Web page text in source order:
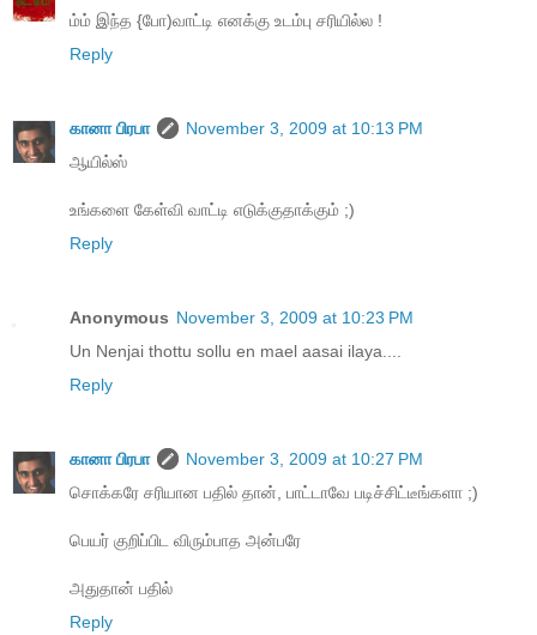
ம்ம் இந்த {போ)வாட்டி எனக்கு உடம்பு சரியில்ல !
Reply
கானா பிரபா
November 3, 2009 at 10:13 PM
ஆயில்ஸ்
உங்களை கேள்வி வாட்டி எடுக்குதாக்கும் ;)
Reply
Anonymous November 3, 2009 at 10:23 PM
Un Nenjai thottu sollu en mael aasai ilaya....
Reply
கானா பிரபா
November 3, 2009 at 10:27 PM
சொக்கரே சரியான பதில் தான், பாட்டாவே படிச்சிட்டீங்களா ;)
பெயர் குறிப்பிட விரும்பாத அன்பரே
அதுதான் பதில்
Reply